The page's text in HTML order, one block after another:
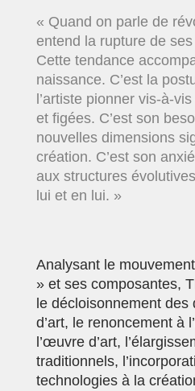
« Quand on parle de
entend la rupture de
Cette tendance
naissance. C’est la
l’artiste pionner vis-à-
et figées. C’est son
nouvelles dimensions
création. C’est son
aux structures
lui et en lui. »
Analysant le
» et ses composantes,
le décloisonnement
d’art, le renoncement à
l’œuvre d’art,
traditionnels,
technologies à la